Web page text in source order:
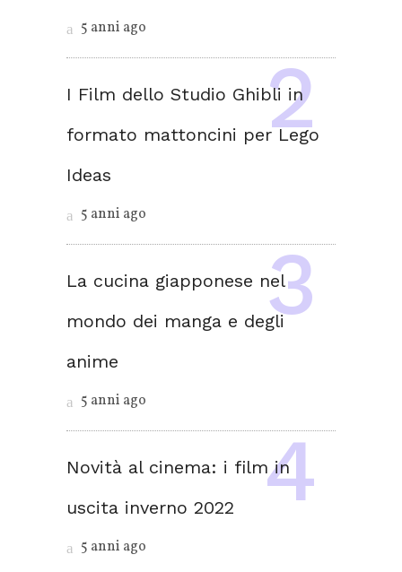
5 anni ago
I Film dello Studio Ghibli in
formato mattoncini per Lego
Ideas
5 anni ago
La cucina giapponese nel
mondo dei manga e degli
anime
5 anni ago
Novità al cinema: i film in
uscita inverno 2022
5 anni ago